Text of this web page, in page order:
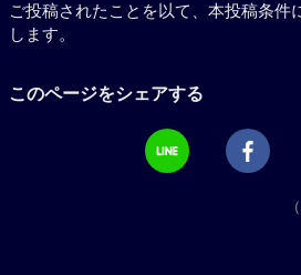
ご投稿されたことを以て、本投稿条件
します。
このページをシェアする
（